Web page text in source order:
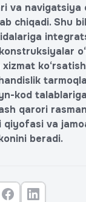
va
chiqadi. Shu
kod
qarori
va
beradi.